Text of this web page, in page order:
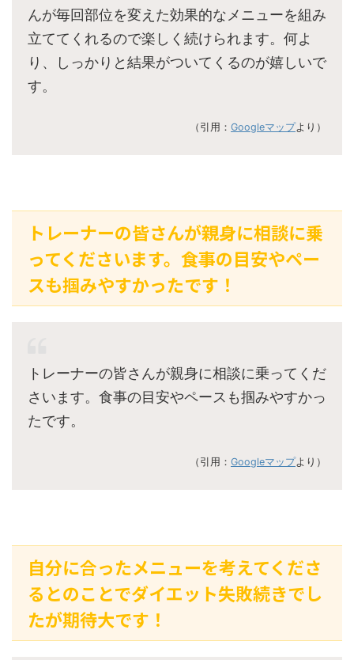
んが毎回部位を変えた効果的なメニューを組み
立ててくれるので楽しく続けられます。何よ
り、しっかりと結果がついてくるのが嬉しいで
す。
（引用： Googleマップより）
トレーナーの皆さんが親身に相談に乗
ってくださいます。食事の目安やペー
スも掴みやすかったです！
トレーナーの皆さんが親身に相談に乗ってくだ
さいます。食事の目安やペースも掴みやすかっ
たです。
（引用： Googleマップより）
自分に合ったメニューを考えてくださ
るとのことでダイエット失敗続きでし
たが期待大です！